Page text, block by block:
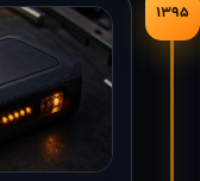
۱۳۹۵